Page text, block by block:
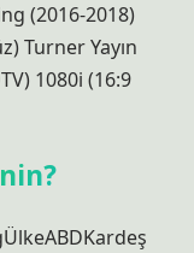
(2016-2018)
Turner Yayın
1080i (16:9